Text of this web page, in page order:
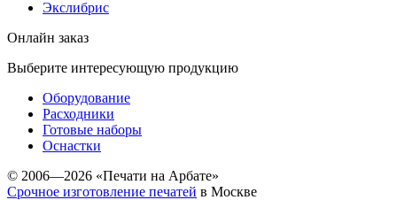
Экслибрис
Онлайн заказ
Выберите интересующую продукцию
Оборудование
Расходники
Готовые наборы
Оснастки
© 2006—2026 «Печати на Арбате»
Срочное изготовление печатей в Москве